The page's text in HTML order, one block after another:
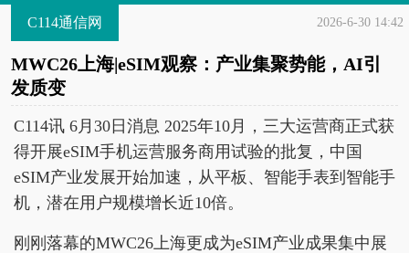
C114通信网 2026-6-30 14:42
MWC26上海|eSIM观察：产业集聚势能，AI引
发质变
C114讯 6月30日消息 2025年10月，三大运营商正式获
得开展eSIM手机运营服务商用试验的批复，中国
eSIM产业发展开始加速，从平板、智能手表到智能手
机，潜在用户规模增长近10倍。
刚刚落幕的MWC26上海更成为eSIM产业成果集中展